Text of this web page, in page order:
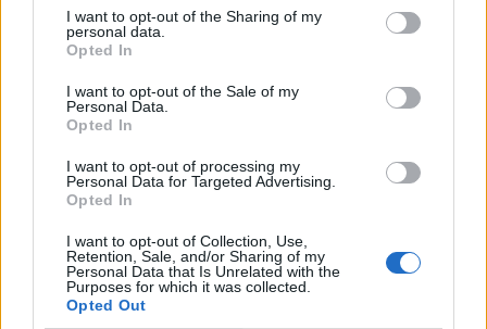
I want to opt-out of the Sharing of my
personal data.
Opted In
I want to opt-out of the Sale of my
Personal Data.
Opted In
I want to opt-out of processing my
Personal Data for Targeted Advertising.
Opted In
I want to opt-out of Collection, Use,
Retention, Sale, and/or Sharing of my
Personal Data that Is Unrelated with the
Purposes for which it was collected.
Opted Out
31 de juliol de 2026
Carrega més